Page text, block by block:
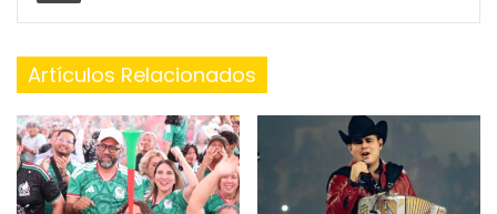
Artículos Relacionados